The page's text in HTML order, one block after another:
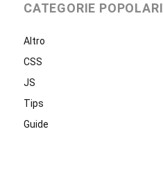
CATEGORIE POPOLARI
Altro
CSS
JS
Tips
Guide